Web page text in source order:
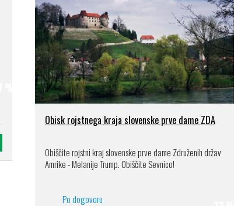
Obisk rojstnega kraja slovenske prve dame ZDA
Obiščite rojstni kraj slovenske prve dame Združenih držav
Amrike - Melanije Trump. Obiščite Sevnico!
Po dogovoru